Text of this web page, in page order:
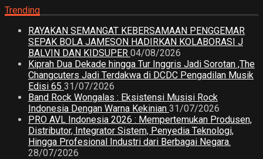
Trending
RAYAKAN SEMANGAT KEBERSAMAAN PENGGEMAR
SEPAK BOLA JAMESON HADIRKAN KOLABORASI J
BALVIN DAN KIDSUPER 04/08/2026
Kiprah Dua Dekade hingga Tur Inggris Jadi Sorotan ,The
Changcuters Jadi Terdakwa di DCDC Pengadilan Musik
Edisi 65 31/07/2026
Band Rock Wongalas : Eksistensi Musisi Rock
Indonesia Dengan Warna Kekinian 31/07/2026
PRO AVL Indonesia 2026 : Mempertemukan Produsen,
Distributor, Integrator Sistem, Penyedia Teknologi,
Hingga Profesional Industri dari Berbagai Negara.
28/07/2026